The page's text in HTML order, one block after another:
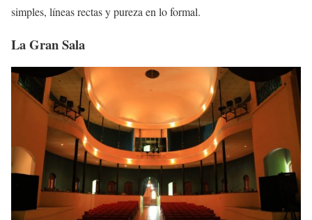
simples, líneas rectas y pureza en lo formal.
La Gran Sala